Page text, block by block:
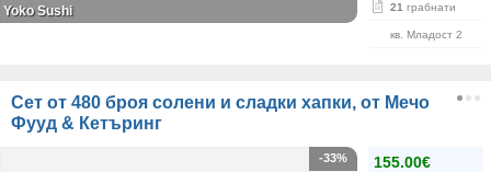
21 грабнати
кв. Младост 2
Yoko Sushi
Сет от 480 броя солени и сладки хапки, от Мечо
Фууд & Кетъринг
155.00€
-33%